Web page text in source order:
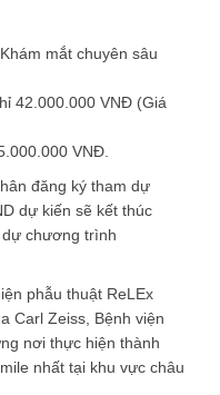
mắt chuyên sâu
42.000.000 VNĐ (Giá
VNĐ.
đăng ký tham dự
dự kiến sẽ kết thúc
chương trình
phẫu thuật ReLEx
Carl Zeiss, Bệnh viện
nơi thực hiện thành
nhất tại khu vực châu